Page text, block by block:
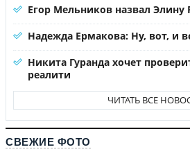
Егор Мельников назвал Элину
Надежда Ермакова: Ну, вот, и
Никита Гуранда хочет
реалити
ЧИТАТЬ ВСЕ
СВЕЖИЕ ФОТО